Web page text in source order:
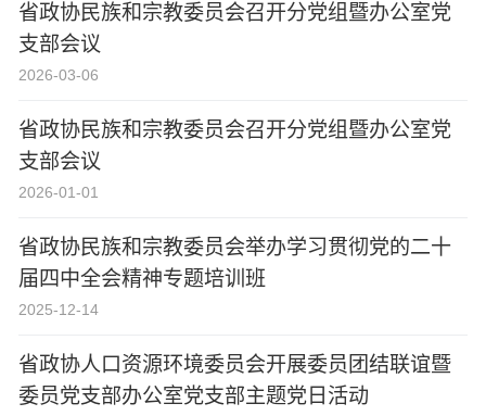
省政协民族和宗教委员会召开分党组暨办公室党
支部会议
2026-03-06
省政协民族和宗教委员会召开分党组暨办公室党
支部会议
2026-01-01
省政协民族和宗教委员会举办学习贯彻党的二十
届四中全会精神专题培训班
2025-12-14
省政协人口资源环境委员会开展委员团结联谊暨
委员党支部办公室党支部主题党日活动